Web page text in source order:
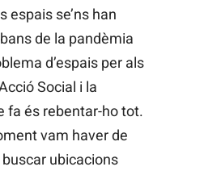
espais se’ns han
de la pandèmia
d’espais per als
Social i la
fa és rebentar-ho tot.
vam haver de
ubicacions